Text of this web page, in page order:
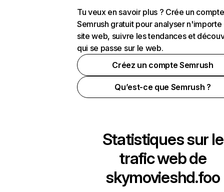
Tu veux en savoir plus ? Crée un compte
Semrush gratuit pour analyser n'importe
site web, suivre les tendances et
qui se passe sur le web.
Créez un compte Semrush
Qu’est-ce que Semrush ?
Statistiques sur le
trafic web de
skymovieshd.foo